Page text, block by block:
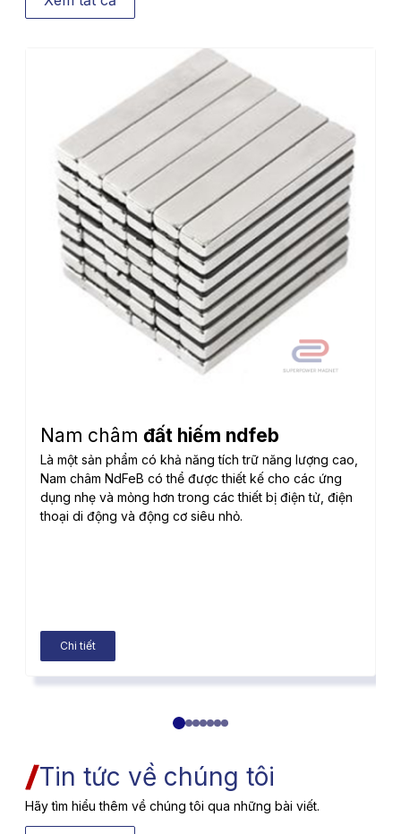
Nam châm đất hiếm ndfeb
Là một sản phẩm có khả năng tích trữ năng lượng cao,
Nam châm NdFeB có thể được thiết kế cho các ứng
dụng nhẹ và mỏng hơn trong các thiết bị điện tử, điện
thoại di động và động cơ siêu nhỏ.
Chi tiết
Tin tức về chúng tôi
Hãy tìm hiểu thêm về chúng tôi qua những bài viết.